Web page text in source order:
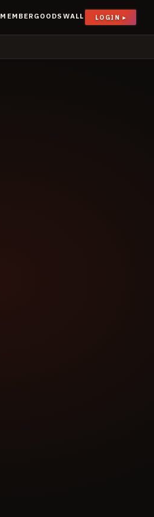
MEMBERGOODSWALL LOGIN ▸